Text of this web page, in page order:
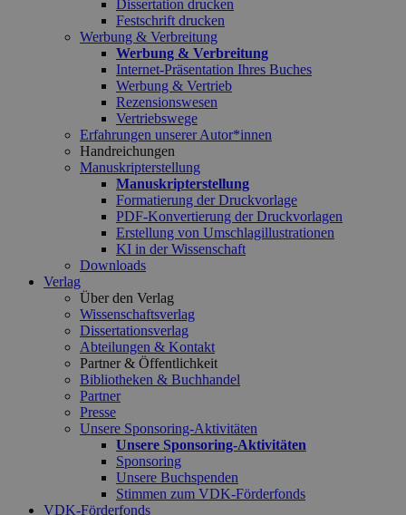
Dissertation drucken
Festschrift drucken
Werbung & Verbreitung
Werbung & Verbreitung
Internet-Präsentation Ihres Buches
Werbung & Vertrieb
Rezensionswesen
Vertriebswege
Erfahrungen unserer Autor*innen
Handreichungen
Manuskripterstellung
Manuskripterstellung
Formatierung der Druckvorlage
PDF-Konvertierung der Druckvorlagen
Erstellung von Umschlagillustrationen
KI in der Wissenschaft
Downloads
Verlag
Über den Verlag
Wissenschaftsverlag
Dissertationsverlag
Abteilungen & Kontakt
Partner & Öffentlichkeit
Bibliotheken & Buchhandel
Partner
Presse
Unsere Sponsoring-Aktivitäten
Unsere Sponsoring-Aktivitäten
Sponsoring
Unsere Buchspenden
Stimmen zum VDK-Förderfonds
VDK-Förderfonds